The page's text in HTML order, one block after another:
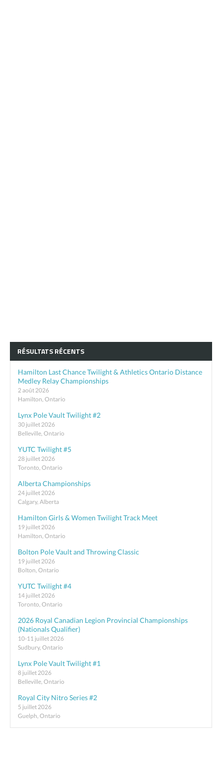
RÉSULTATS RÉCENTS
Hamilton Last Chance Twilight & Athletics Ontario Distance
Medley Relay Championships
2 août 2026
Hamilton, Ontario
Lynx Pole Vault Twilight #2
30 juillet 2026
Belleville, Ontario
YUTC Twilight #5
28 juillet 2026
Toronto, Ontario
Alberta Championships
24 juillet 2026
Calgary, Alberta
Hamilton Girls & Women Twilight Track Meet
19 juillet 2026
Hamilton, Ontario
Bolton Pole Vault and Throwing Classic
19 juillet 2026
Bolton, Ontario
YUTC Twilight #4
14 juillet 2026
Toronto, Ontario
2026 Royal Canadian Legion Provincial Championships
(Nationals Qualifier)
10-11 juillet 2026
Sudbury, Ontario
Lynx Pole Vault Twilight #1
8 juillet 2026
Belleville, Ontario
Royal City Nitro Series #2
5 juillet 2026
Guelph, Ontario